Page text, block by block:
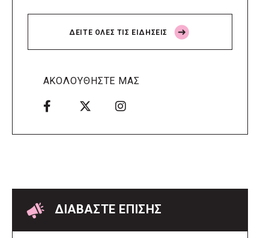
Πρέσπεια 2026: Έξι ημέρες πολιτισμού,
μουσικής και γαστρονομίας στη Φλώρινα
Δήμος Πέλλας: Σε προσωρινή αναστολή
πριν από 2 μέρες
Δήμος Ελληνικού – Αργυρούπολης για το
Seoul Smart City Prize 2026
δίκτυο ηλεκτροφωτισμού
πριν από 2 μέρες
Δήμος Πατρέων: Αντικατάσταση
ΔΕΙΤΕ ΟΛΕΣ ΤΙΣ ΕΙΔΗΣΕΙΣ
ΑΚΟΛΟΥΘΗΣΤΕ ΜΑΣ
ΔΙΑΒΑΣΤΕ ΕΠΙΣΗΣ